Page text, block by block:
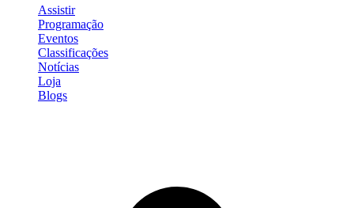
Assistir
Programação
Eventos
Classificações
Notícias
Loja
Blogs